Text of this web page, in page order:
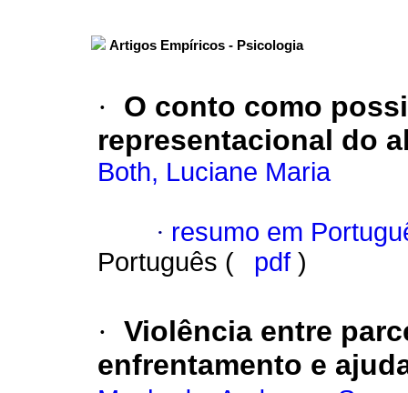
Artigos Empíricos - Psicologia
·
O conto como
representacional do
Both, Luciane Maria
· resumo em
Português (
pdf )
· Violência entre
enfrentamento e